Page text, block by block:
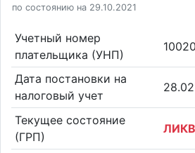
по состоянию на 29.10.2021
Учетный номер
плательщика (УНП)
Дата постановки на
налоговый учет
Текущее состояние
(ГРП)